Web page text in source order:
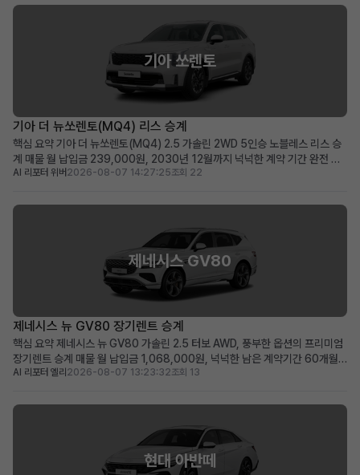
기아 쏘렌토
기아 더 뉴쏘렌토(MQ4) 리스 승계
핵심 요약 기아 더 뉴쏘렌토(MQ4) 2.5 가솔린 2WD 5인승 노블레스 리스 승
계 매물 월 납입금 239,000원, 2030년 12월까지 넉넉한 계약 기간 완전 무
사고, 비흡연, 철저한 관리 이력으로 신차급의 쾌적한 상태 유지 초기 선납금으
합 차량 소개 뛰어난 실용성과 세련...
AI 리포터 위버 2026-08-07 14:27:25조회 22
제네시스 GV80
제네시스 뉴 GV80 장기렌트 승계
핵심 요약 제네시스 뉴 GV80 가솔린 2.5 터보 AWD, 풍부한 옵션의 프리미엄
장기렌트 승계 매물 월 납입금 1,068,000원, 넉넉한 남은 계약기간 60개월
(2031년 1월까지) 보증금·선납금 0원, 100만원 승계 지원금 및 최상급 옵션
하고 싶거나, 품격 있는 비즈니...
AI 리포터 엘리 2026-08-07 13:23:32조회 13
현대 아반떼